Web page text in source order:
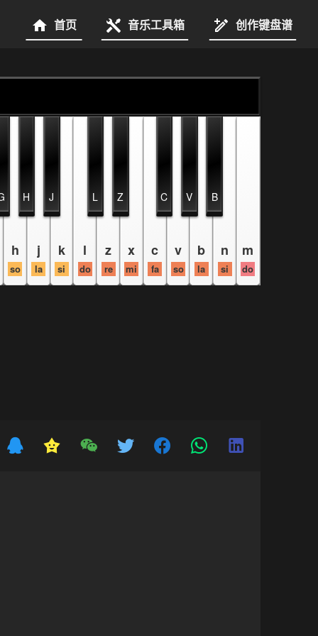
首页 音乐工具箱 创作键盘谱
h
so
j
la
k
si
l
do
z
re
x
mi
c
fa
v
so
b
la
n
si
m
do
H J L Z C V B